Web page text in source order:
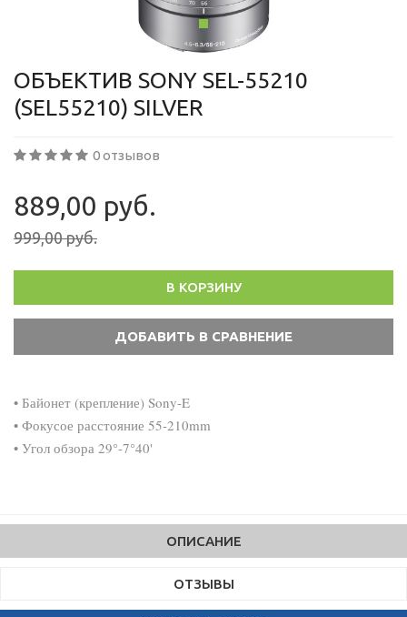
ОБЪЕКТИВ SONY SEL-55210
(SEL55210) SILVER
0 отзывов
889,00 руб.
999,00 руб.
В КОРЗИНУ
• Байонет (крепление) Sony-E
• Фокусое расстояние 55-210mm
• Угол обзора 29°-7°40'
ОПИСАНИЕ
ОТЗЫВЫ